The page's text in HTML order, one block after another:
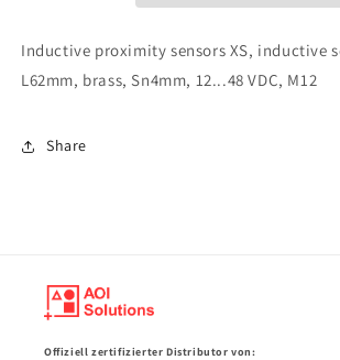
Inductive proximity sensors XS, inductive
L62mm, brass, Sn4mm, 12...48 VDC, M12
Share
Offiziell zertifizierter Distributor von: